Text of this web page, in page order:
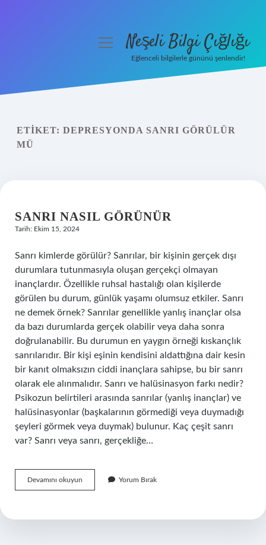
Yasal Uyarı
menüyüNeşeli Bilgi Çığlığı
Eğlenceli bilgilerle gününü şenlendir!
ETIKET: DEPRESYONDA SANRI GÖRÜLÜR
MÜ
SANRI NASIL GÖRÜNÜR
Tarih: Ekim 15, 2024
Sanrı kimlerde görülür? Sanrılar, bir kişinin gerçek dışı
durumlara tutunmasıyla oluşan gerçekçi olmayan
inançlardır. Özellikle ruhsal hastalığı olan kişilerde
görülen bu durum, günlük yaşamı olumsuz etkiler. Sanrı
ne demek örnek? Sanrılar genellikle yanlış inançlar olsa
da bazı durumlarda gerçek olabilir veya daha sonra
doğrulanabilir. Bu durumun en yaygın örneği kıskançlık
sanrılarıdır. Bir kişi eşinin kendisini aldattığına dair kesin
bir kanıt olmaksızın ciddi inançlara sahipse, bu bir sanrı
olarak ele alınmalıdır. Sanrı ve halüsinasyon farkı nedir?
Psikozun belirtileri arasında sanrılar (yanlış inançlar) ve
halüsinasyonlar (başkalarının görmediği veya duymadığı
şeyleri görmek veya duymak) bulunur. Kaç çeşit sanrı
var? Sanrı veya sanrı, gerçekliğe…
Devamını okuyun
Nasıl
Yorum Bırak